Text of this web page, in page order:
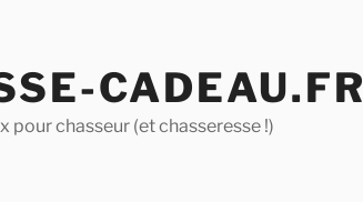
CADEAU.FR
pour chasseur (et chasseresse !)